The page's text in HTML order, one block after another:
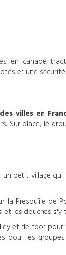
en canapé
et une
villes en
Sur place, le
un petit village
la Presqu’ile de
et les douches s'y
et de foot
pour les